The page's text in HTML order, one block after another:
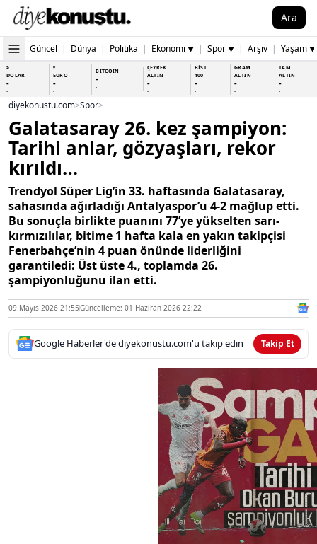
Ara
Güncel | Dünya | Politika | Ekonomi ▼ | Spor ▼ | Arşiv | Yaşam ▼
$
DOLAR
-
-
€
EURO
-
-
BİTCOİN
-
-
ÇEYREK
ALTIN
-
-
BİST
100
-
-
GRAM
ALTIN
-
-
TAM
ALTIN
-
-
diyekonustu.com>Spor>
Galatasaray 26. kez şampiyon:
Tarihi anlar, gözyaşları, rekor
kırıldı…
Trendyol Süper Lig’in 33. haftasında Galatasaray,
sahasında ağırladığı Antalyaspor’u 4-2 mağlup etti.
Bu sonuçla birlikte puanını 77’ye yükselten sarı-
kırmızılılar, bitime 1 hafta kala en yakın takipçisi
Fenerbahçe’nin 4 puan önünde liderliğini
garantiledi: Üst üste 4., toplamda 26.
şampiyonluğunu ilan etti.
09 Mayıs 2026 21:55Güncelleme: 01 Haziran 2026 22:22
Google Haberler'de diyekonustu.com'u takip edin Takip Et